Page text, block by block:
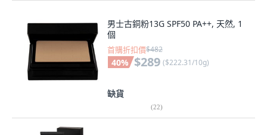
男士古銅粉13G SPF50 PA++, 天然, 1
個
首購折扣價$482
40% $289 ($222.31/10g)
缺貨
(22)